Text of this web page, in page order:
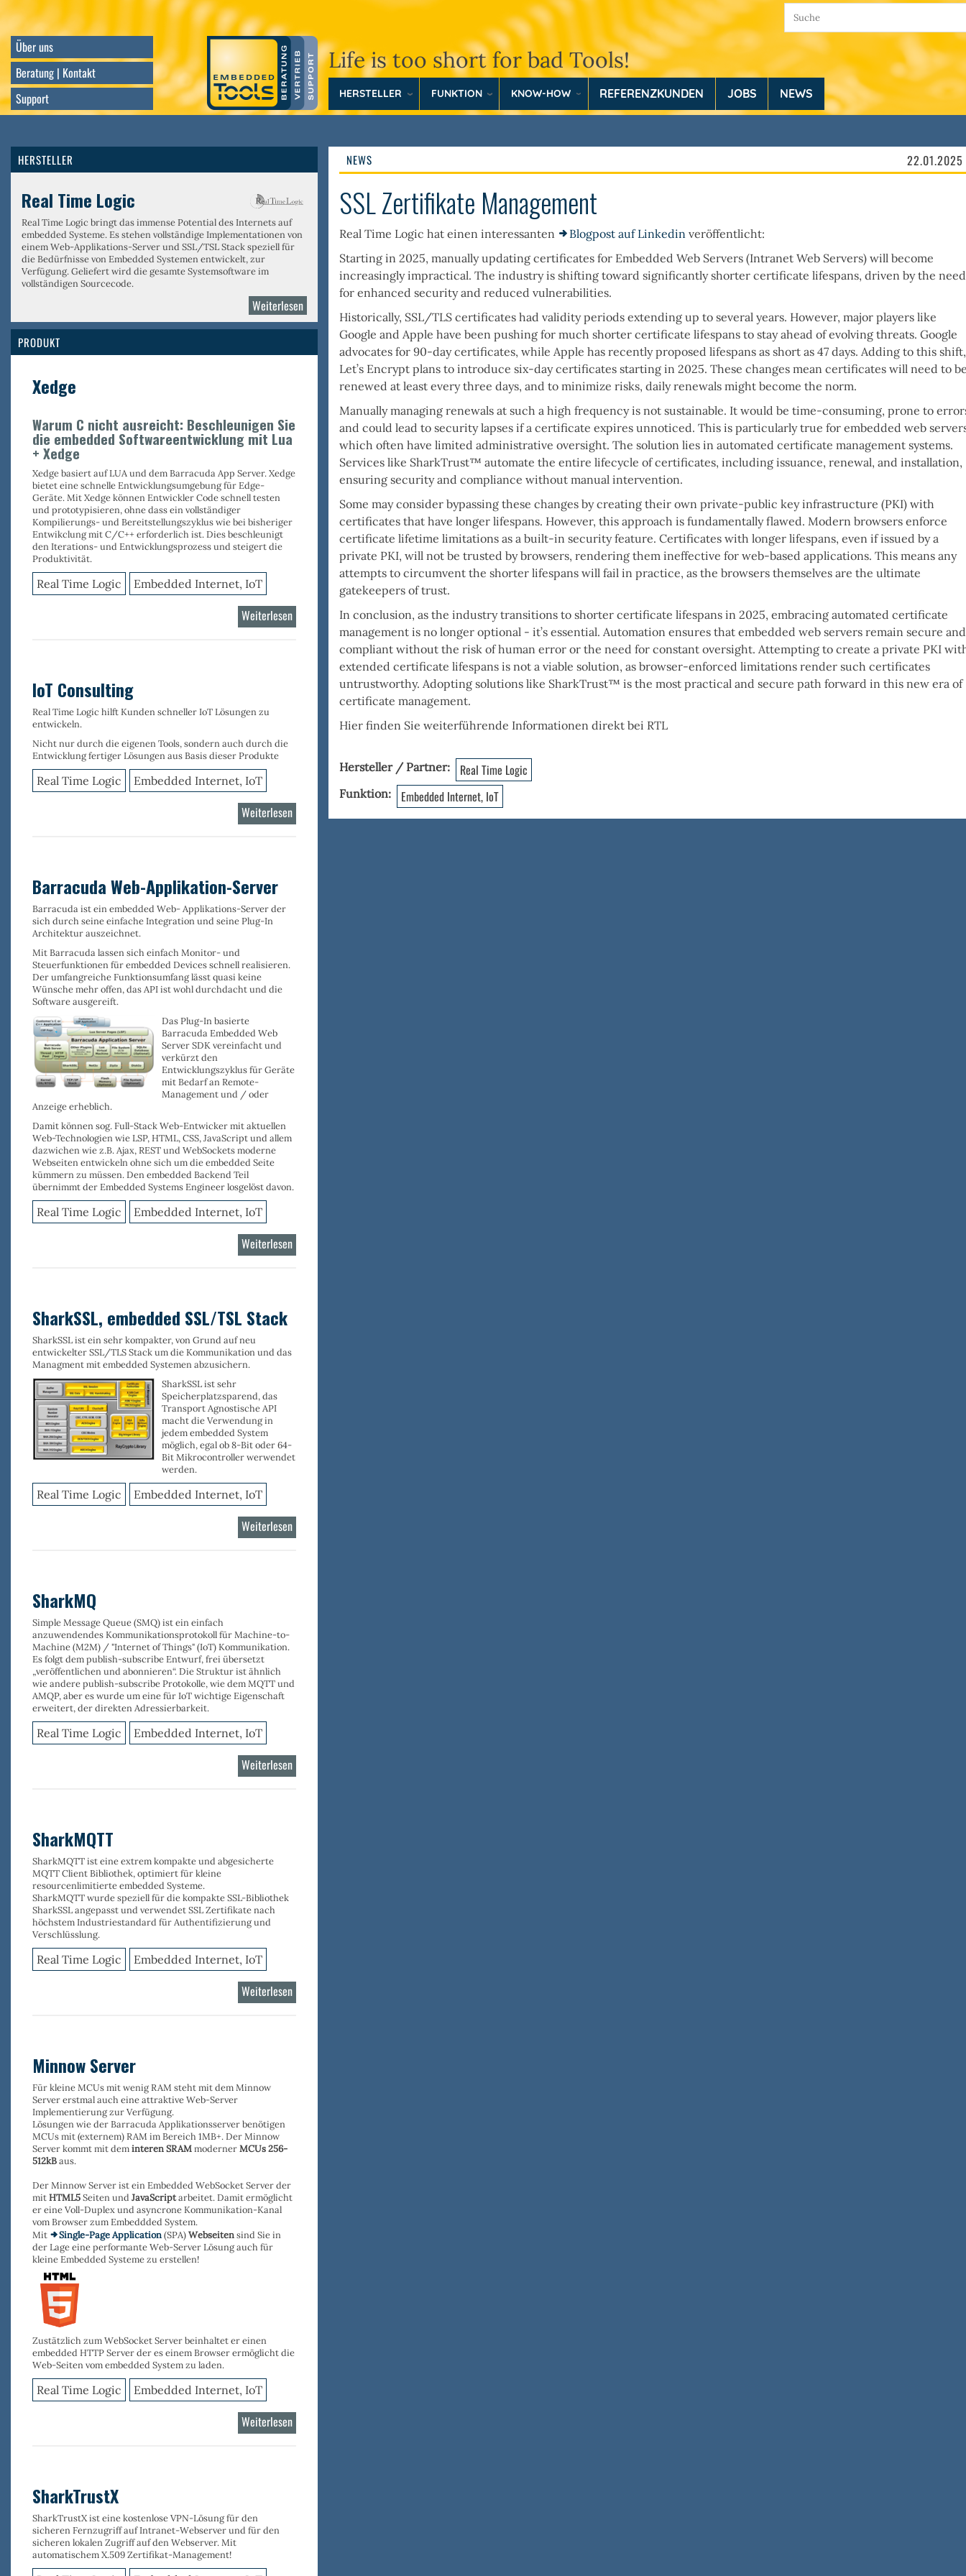
Direkt
InhaltÜber uns
Beratung | Kontakt
Support
Life is too short for bad Tools!
HERSTELLER FUNKTION KNOW-HOW REFERENZKUNDEN JOBS NEWS
HERSTELLER
Real Time Logic
Real Time Logic bringt das immense Potential des Internets auf
embedded Systeme. Es stehen vollständige Implementationen von
einemWeb-Applikations-Serverund SSL/TSL Stackspeziell für
die Bedürfnisse von Embedded Systemen entwickelt, zur
Verfügung. Geliefert wird die gesamte Systemsoftware im
vollständigen Sourcecode.
Weiterlesenüber
Real
Logic
PRODUKT
Xedge
Warum C nicht ausreicht: Beschleunigen Sie
die embedded Softwareentwicklung mit Lua
+ Xedge
Xedge basiert auf LUA und dem Barracuda App Server. Xedge
bietet eine schnelle Entwicklungsumgebung für Edge-
Geräte. Mit Xedge können Entwickler Code schnell testen
und prototypisieren, ohne dass ein vollständiger
Kompilierungs- und Bereitstellungszyklus wie bei bisheriger
Entwikclung mit C/C++ erforderlich ist. Dies beschleunigt
den Iterations- und Entwicklungsprozess und steigert die
Produktivität.
Real Time Logic Embedded Internet, IoT
Weiterlesenüber
Xedge
IoT Consulting
Real Time Logic hilft Kunden schneller IoT Lösungen zu
entwickeln.
Nicht nur durch die eigenen Tools, sondern auch durch die
Entwicklung fertiger Lösungen aus Basis dieser Produkte
Real Time Logic Embedded Internet, IoT
Weiterlesenüber
IoT
Barracuda Web-Applikation-Server
Barracuda ist ein embedded Web- Applikations-Serverder
sich durch seineeinfache Integration und seinePlug-In
Architekturauszeichnet.
Mit Barracuda lassen sich einfach Monitor- und
Steuerfunktionen für embedded Devicesschnell realisieren.
Derumfangreiche Funktionsumfanglässt quasi keine
Wünsche mehr offen, das API ist wohl durchdachtund die
Software ausgereift.
Das Plug-In basierte
Barracuda Embedded Web
Server SDK vereinfacht und
verkürzt den
Entwicklungszyklusfür Geräte
mit Bedarf an Remote-
Managementund / oder
Anzeigeerheblich.
Damit können sog. Full-Stack Web-Entwickermit aktuellen
Web-Technologien wieLSP, HTML, CSS, JavaScriptund allem
dazwichen wie z.B. Ajax, RESTund WebSocketsmoderne
Webseiten entwickeln ohne sich um die embedded Seite
kümmern zu müssen. Den embedded Backend Teil
übernimmt der Embedded Systems Engineer losgelöst davon.
Real Time Logic Embedded Internet, IoT
Weiterlesenüber
Barracuda
SharkSSL, embedded SSL/TSL Stack
SharkSSL ist ein sehr kompakter, von Grund auf neu
entwickelter SSL/TLS Stack um die Kommunikation und das
Managment mit embedded Systemen abzusichern.
SharkSSL ist sehr
Speicherplatzsparend, das
Transport Agnostische API
macht die Verwendung in
jedem embedded System
möglich, egal ob 8-Bit oder 64-
Bit Mikrocontroller werwendet
werden.
Real Time Logic Embedded Internet, IoT
Weiterlesenüber
SharkSSL,
SharkMQ
Simple Message Queue (SMQ) ist ein einfach
anzuwendendes Kommunikationsprotokoll für Machine-to-
Machine (M2M) / "Internet of Things" (IoT) Kommunikation.
Es folgt dem publish-subscribe Entwurf, frei übersetzt
„veröffentlichen und abonnieren“. Die Struktur ist ähnlich
wie andere publish-subscribe Protokolle, wie dem MQTT und
AMQP, aber es wurde um eine für IoT wichtige Eigenschaft
erweitert, der direkten Adressierbarkeit.
Real Time Logic Embedded Internet, IoT
Weiterlesenüber
SharkMQ
SharkMQTT
SharkMQTT ist eine extrem kompakte und abgesicherte
MQTT Client Bibliothek, optimiert für kleine
resourcenlimitierte embedded Systeme.
SharkMQTT wurde speziell für die kompakte SSL-Bibliothek
SharkSSL angepasst und verwendet SSL Zertifikate nach
höchstem Industriestandard für Authentifizierung und
Verschlüsslung.
Real Time Logic Embedded Internet, IoT
Weiterlesenüber
SharkMQTT
Minnow Server
Für kleine MCUs mit wenig RAM steht mit dem Minnow
Server erstmal auch eine attraktive Web-Server
Implementierung zur Verfügung.
Lösungen wie der Barracuda Applikationsserver benötigen
MCUs mit (externem) RAM im Bereich 1MB+. Der Minnow
Server kommt mit deminteren SRAMmodernerMCUs 256-
512kBaus.
Der Minnow Server ist ein Embedded WebSocket Server der
mitHTML5Seiten und JavaScriptarbeitet. Damit ermöglicht
er eine Voll-Duplex und asyncrone Kommunikation-Kanal
vom Browser zum Embeddded System.
Mit
Single-Page Application(SPA)Webseitensind Sie in
der Lage eine performante Web-Server Lösung auch für
kleine Embedded Systeme zu erstellen!
Zustätzlich zum WebSocket Server beinhaltet er einen
embedded HTTP Server der es einem Browser ermöglicht die
Web-Seiten vom embedded System zu laden.
Real Time Logic Embedded Internet, IoT
Weiterlesenüber
Minnow
SharkTrustX
SharkTrustX ist eine kostenlose VPN-Lösung für den
sicheren Fernzugriff auf Intranet-Webserver und für den
sicheren lokalen Zugriff auf den Webserver. Mit
automatischem X.509 Zertifikat-Management!
NEWS 22.01.2025
SSL Zertifikate Management
Real Time Logic hat einen interessanten Blogpost auf Linkedin veröffentlicht:
Starting in 2025, manually updating certificates for Embedded Web Servers (Intranet Web Servers) will become
increasingly impractical. The industry is shifting toward significantly shorter certificate lifespans, driven by the need
for enhanced security and reduced vulnerabilities.
Historically, SSL/TLS certificates had validity periods extending up to several years. However, major players like
Google and Apple have been pushing for much shorter certificate lifespans to stay ahead of evolving threats. Google
advocates for 90-day certificates, while Apple has recently proposed lifespans as short as 47 days. Adding to this shift,
Let’s Encrypt plans to introduce six-day certificates starting in 2025. These changes mean certificates will need to
renewed at least every three days, and to minimize risks, daily renewals might become the norm.
Manually managing renewals at such a high frequency is not sustainable. It would be time-consuming, prone to
and could lead to security lapses if a certificate expires unnoticed. This is particularly true for embedded web
which often have limited administrative oversight. The solution lies in automated certificate management systems.
Services like SharkTrust™ automate the entire lifecycle of certificates, including issuance, renewal, and installation,
ensuring security and compliance without manual intervention.
Some may consider bypassing these changes by creating their own private-public key infrastructure (PKI) with
certificates that have longer lifespans. However, this approach is fundamentally flawed. Modern browsers enforce
certificate lifetime limitations as a built-in security feature. Certificates with longer lifespans, even if issued by a
private PKI, will not be trusted by browsers, rendering them ineffective for web-based applications. This means any
attempts to circumvent the shorter lifespans will fail in practice, as the browsers themselves are the ultimate
gatekeepers of trust.
In conclusion, as the industry transitions to shorter certificate lifespans in 2025, embracing automated certificate
management is no longer optional - it’s essential. Automation ensures that embedded web servers remain secure and
compliant without the risk of human error or the need for constant oversight. Attempting to create a private PKI
extended certificate lifespans is not a viable solution, as browser-enforced limitations render such certificates
untrustworthy. Adopting solutions like SharkTrust™ is the most practical and secure path forward in this new era of
certificate management.
Hier finden Sie weiterführende Informationen direkt bei RTL
Hersteller / Partner Real Time Logic
Funktion Embedded Internet, IoT